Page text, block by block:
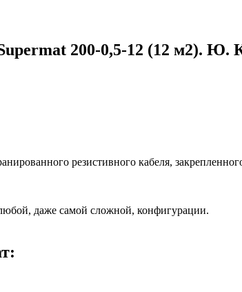
200-0,5-12 (12 м2). Ю.
резистивного кабеля,
даже самой сложной, конфигурации.